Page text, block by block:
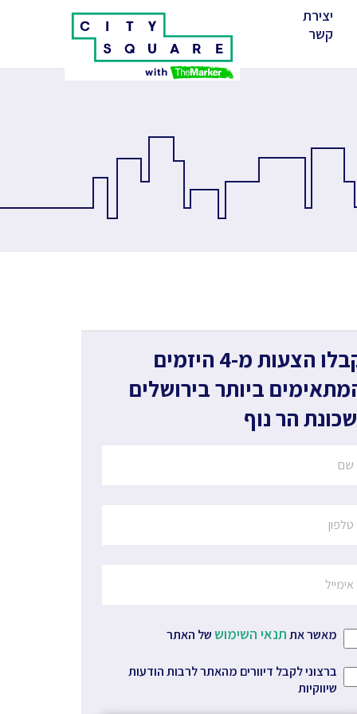
יצירת
קשר
קבלו הצעות מ-4 היזמים
ביותרבירושלים
שכונת הר נוף
מאשר אתתנאי השימוש של האתר
ברצוני לקבל דיוורים מהאתר לרבות הודעות
שיווקיות